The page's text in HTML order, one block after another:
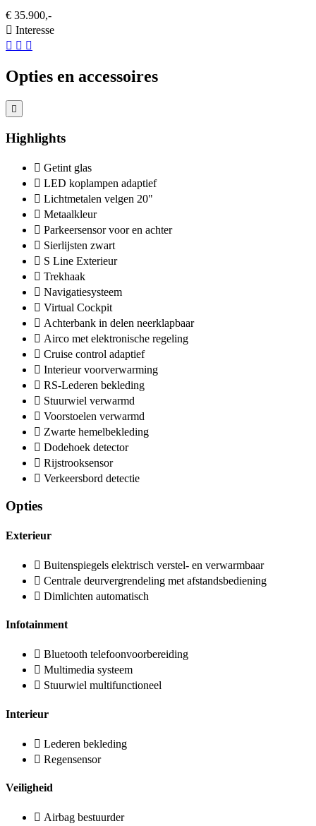
€ 35.900,-
Interesse
Opties en accessoires
Highlights
Getint glas
LED koplampen adaptief
Lichtmetalen velgen 20"
Metaalkleur
Parkeersensor voor en achter
Sierlijsten zwart
S Line Exterieur
Trekhaak
Navigatiesysteem
Virtual Cockpit
Achterbank in delen neerklapbaar
Airco met elektronische regeling
Cruise control adaptief
Interieur voorverwarming
RS-Lederen bekleding
Stuurwiel verwarmd
Voorstoelen verwarmd
Zwarte hemelbekleding
Dodehoek detector
Rijstrooksensor
Verkeersbord detectie
Opties
Exterieur
Buitenspiegels elektrisch verstel- en verwarmbaar
Centrale deurvergrendeling met afstandsbediening
Dimlichten automatisch
Infotainment
Bluetooth telefoonvoorbereiding
Multimedia systeem
Stuurwiel multifunctioneel
Interieur
Lederen bekleding
Regensensor
Veiligheid
Airbag bestuurder